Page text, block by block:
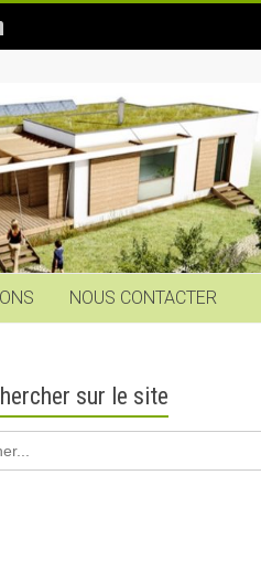
NOUS CONTACTER
sur le site